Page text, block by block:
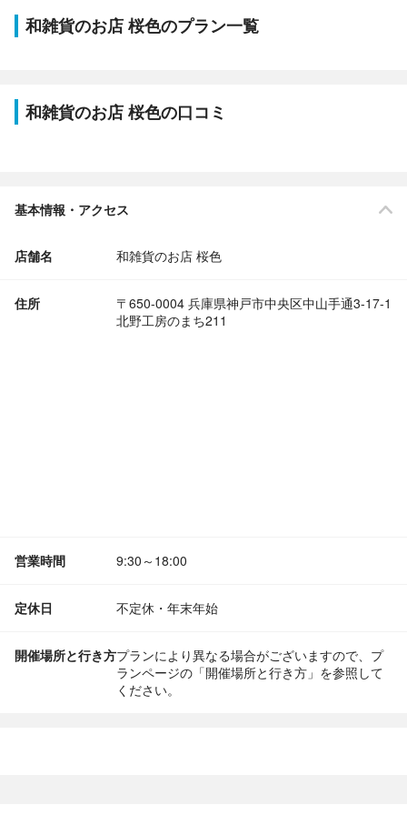
和雑貨のお店 桜色のプラン一覧
和雑貨のお店 桜色の口コミ
基本情報・アクセス
店舗名 和雑貨のお店 桜色
住所
〒650-0004 兵庫県神戸市中央区中山手通3-17-1
北野工房のまち211
営業時間 9:30～18:00
定休日 不定休・年末年始
開催場所と行き方プランにより異なる場合がございますので、プ
ランページの「開催場所と行き方」を参照して
ください。